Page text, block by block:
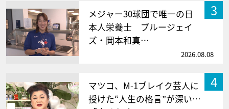
3
メジャー30球団で唯一の日
本人栄養士 ブルージェイ
ズ・岡本和真…
2026.08.08
4
マツコ、M-1ブレイク芸人に
授けた“人生の格言”が深い…